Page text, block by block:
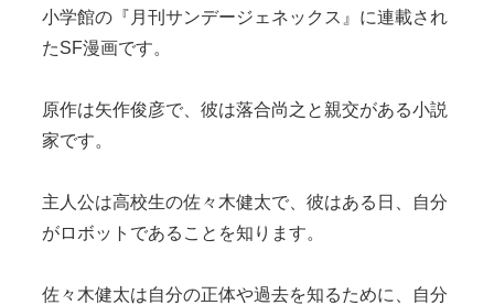
小学館の『月刊サンデージェネックス』に連載され
たSF漫画です。
原作は矢作俊彦で、彼は落合尚之と親交がある小説
家です。
主人公は高校生の佐々木健太で、彼はある日、自分
がロボットであることを知ります。
佐々木健太は自分の正体や過去を知るために、自分